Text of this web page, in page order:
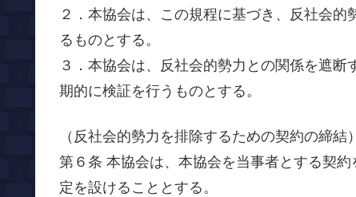
２．本協会は、この規程に基づき、反社会
るものとする。
３．本協会は、反社会的勢力との関係を遮
期的に検証を行うものとする。
（反社会的勢力を排除するための契約の締結）
第６条 本協会は、本協会を当事者とする契
定を設けることとする。